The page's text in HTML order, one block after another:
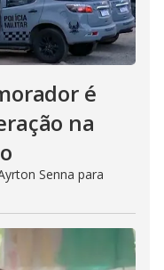
é
na
Senna para